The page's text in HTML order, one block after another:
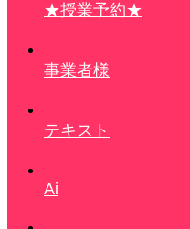
★授業予約★
事業者様
テキスト
Ai